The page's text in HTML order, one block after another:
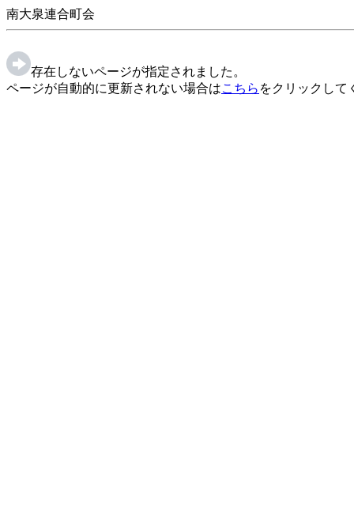
南大泉連合町会
存在しないページが指定されました。
ページが自動的に更新されない場合はこちら をクリックして